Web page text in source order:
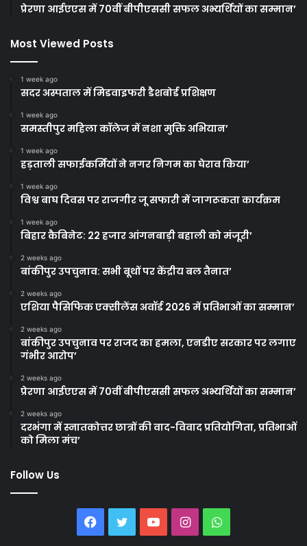
प्रेरणा आईएएस में 70वीं बीपीएससी सफल अभ्यर्थियों का सम्मान’
Most Viewed Posts
1 week ago
सदर अस्पताल में मिडवाइफरी डैशबोर्ड प्रशिक्षण
1 week ago
समस्तीपुर महिला कॉलेज में नशा मुक्ति अभियान’
1 week ago
हड़ताली सफाईकर्मियों ने नगर निगम का घेराव किया’
1 week ago
विश्व बाघ दिवस पर राजगीर जू सफारी में जागरूकता कार्यक्रम
1 week ago
बिहार कैबिनेट: 22 हजार आंगनबाड़ी बहाली को मंजूरी’
2 weeks ago
बांकीपुर उपचुनाव: सभी बूथों पर केंद्रीय बल तैनात’
2 weeks ago
एशिया पैसिफिक एक्सीलेंस अवॉर्ड 2026 में प्रतिभाओं का सम्मान’
2 weeks ago
बांकीपुर उपचुनाव पर राजद का हमला, एनडीए सरकार पर लगाए
गंभीर आरोप’
2 weeks ago
प्रेरणा आईएएस में 70वीं बीपीएससी सफल अभ्यर्थियों का सम्मान’
2 weeks ago
दरभंगा में स्नातकोत्तर छात्रों की वाद-विवाद प्रतियोगिता, प्रतिभाओं
को मिला मंच’
Follow Us
Facebook
TwitterYouTubeInstagramWhatsApp